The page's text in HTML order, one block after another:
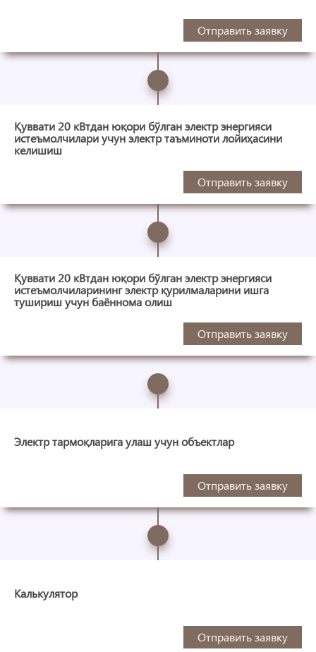
Отправить заявку
Қуввати 20 кВтдан юқори бўлган электр энергияси
истеъмолчилари учун электр таъминоти лойиҳасини
келишиш
Отправить заявку
Қуввати 20 кВтдан юқори бўлган электр энергияси
истеъмолчиларининг электр қурилмаларини ишга
тушириш учун баённома олиш
Отправить заявку
Электр тармоқларига улаш учун объектлар
Отправить заявку
Калькулятор
Отправить заявку